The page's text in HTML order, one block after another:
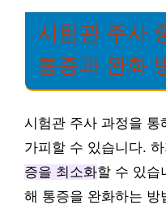
시험관 주사
통증과 완화
시험관 주사 과정을 통
가피할 수 있습니다.
증을 최소화할 수 있습
해 통증을 완화하는 방